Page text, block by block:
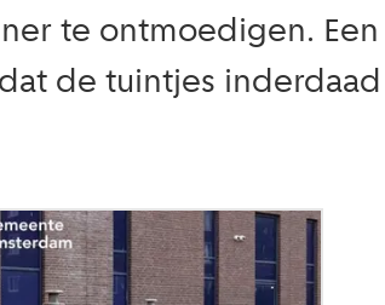
te ontmoedigen.
de tuintjes